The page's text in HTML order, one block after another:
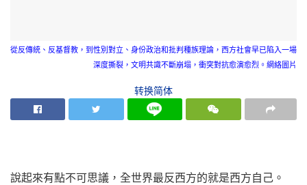
從反傳統、反基督教，到性別對立、身份政治和批判種族理論，西方社會早已陷入一場
深度撕裂，文明共識不斷崩塌，衝突對抗愈演愈烈。網絡圖片
转换简体
說起來有點不可思議，全世界最反西方的就是西方自己。